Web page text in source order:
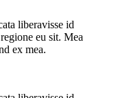
liberavisse id
eu sit. Mea
ex mea.